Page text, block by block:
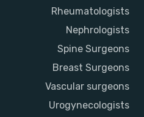
Rheumatologists
Nephrologists
Spine Surgeons
Breast Surgeons
Vascular surgeons
Urogynecologists